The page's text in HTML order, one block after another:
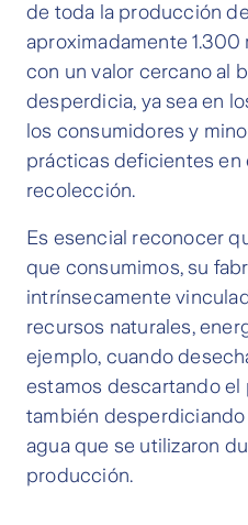
de toda la producción
aproximadamente
con un valor cercano al
desperdicia, ya sea en
los consumidores y
prácticas deficientes en
recolección.
Es esencial reconocer
que consumimos, su
intrínsecamente
recursos naturales,
ejemplo, cuando
estamos descartando el
también
agua que se utilizaron
producción.